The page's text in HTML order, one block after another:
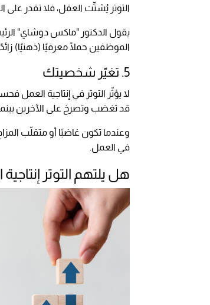
التوتر يُشتِّت العقل، فلا تقدر على
يقول الدكتور "ماكس دوشاي"
الموظفين حملًا معرفيًا (ذهنيًا)
5. تغيّر شخصيتك
لا يؤثّر التوتر في إنتاجية العمل
قد تغضب وتصرخ على الآخرين
وعندما تكون غاضبًا أو متقلّب
في العمل.
هل يلتهم التوتر